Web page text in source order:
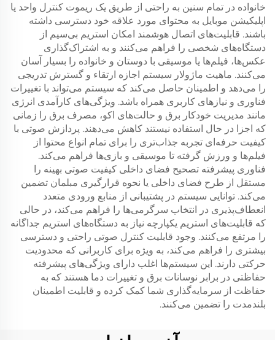
خانواده در تمام سنین به راحتی از طریق یک ریموت کنترل واحد یا
اپلیکیشن موبایل به محتوای مورد علاقه خود دسترسی داشته
باشند. قابلیت‌های اتصال هوشمند امکان استریم بی‌سیم از
دستگاه‌های شخصی را فراهم می‌کنند و به اشتراک‌گذاری
عکس‌ها، فیلم‌ها یا موسیقی با دوستان و خانواده را بسیار آسان
می‌کنند. ماهیت ماژولار سیستم اجازه ارتقاء و گسترش تدریجی
را می‌دهد و اطمینان حاصل می‌کند که سیستم می‌تواند با تغییرات
فناوری و نیازهای کاربری همراه باشد. ویژگی‌های کارآمدی انرژی
مانند مدیریت خودکار برق و حالت‌های اکو، مصرف برق را زمانی
که اجزا در حال استفاده نیستند کاهش می‌دهند. پردازش صوتی با
کیفیت حرفه‌ای تجربه جذاب‌تری را برای تمام انواع محتوا از
فیلم‌ها و ورزش گرفته تا موسیقی و بازی‌ها فراهم می‌کند.
فناوری پیشرفته تصحیح فضای داخلی کیفیت صوتی بهینه را
مستقل از طرح فضای داخلی یا نحوه قرارگیری مبلمان تضمین
می‌کند. توانایی سیستم در پشتیبانی از منابع ورودی متعدد
انعطاف‌پذیری در انتخاب سرگرمی‌ها را فراهم می‌کند، در حالی
که قابلیت‌های استریم یکپارچه نیاز به دستگاه‌های استریم جداگانه
را مرتفع می‌کنند. وجود قابلیت کنترل صوتی راحتی و دسترسی
بیشتری را فراهم می‌کند، به ویژه برای کاربرانی که محدودیت
حرکتی دارند. این سیستم‌ها اغلب دارای ویژگی‌های پیشرفته
حفاظتی در برابر نوسانات برق و تغییرات دما هستند که به
حفاظت از سرمایه‌گذاری شما کمک کرده و قابلیت اطمینان
بلندمدت را تضمین می‌کنند.